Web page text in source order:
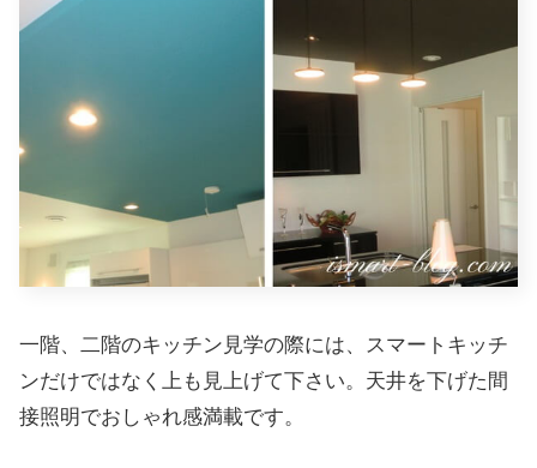
一階、二階のキッチン見学の際には、スマートキッチ
ンだけではなく上も見上げて下さい。天井を下げた間
接照明でおしゃれ感満載です。